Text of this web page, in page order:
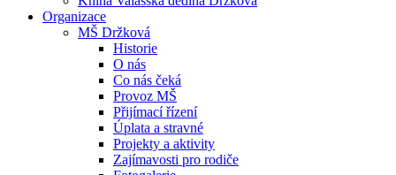
Organizace
MŠ Držková
Historie
O nás
Co nás čeká
Provoz MŠ
Přijímací řízení
Úplata a stravné
Projekty a aktivity
Zajímavosti pro rodiče